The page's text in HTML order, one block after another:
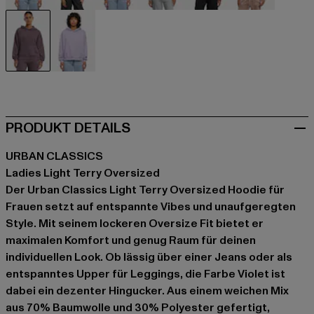
beige beige
PRODUKT DETAILS
URBAN CLASSICS
Ladies Light Terry Oversized
Der Urban Classics Light Terry Oversized Hoodie für
Frauen setzt auf entspannte Vibes und unaufgeregten
Style. Mit seinem lockeren Oversize Fit bietet er
maximalen Komfort und genug Raum für deinen
individuellen Look. Ob lässig über einer Jeans oder als
entspanntes Upper für Leggings, die Farbe Violet ist
dabei ein dezenter Hingucker. Aus einem weichen Mix
aus 70% Baumwolle und 30% Polyester gefertigt,